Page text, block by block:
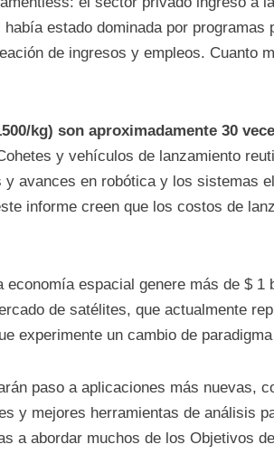
estado dominada por programas
de ingresos y empleos. Cuanto
kg) son aproximadamente 30
y vehículos de lanzamiento
avances en robótica y los sistemas
informe creen que los costos de
espacial genere más de $ 1
de satélites, que actualmente
experimente un cambio de
paso a aplicaciones más nuevas,
y mejores herramientas de análisis
a abordar muchos de los Objetivos